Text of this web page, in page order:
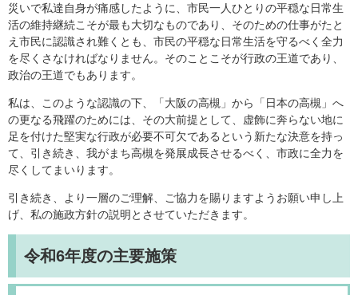
災いで私達自身が痛感したように、市民一人ひとりの平穏な日常生
活の維持継続こそが最も大切なものであり、そのための仕事がたと
え市民に認識され難くとも、市民の平穏な日常生活を守るべく全力
を尽くさなければなりません。そのことこそが行政の王道であり、
政治の王道でもあります。
私は、このような認識の下、「大阪の高槻」から「日本の高槻」へ
の更なる飛躍のためには、その大前提として、虚飾に奔らない地に
足を付けた堅実な行政が必要不可欠であるという新たな決意を持っ
て、引き続き、我がまち高槻を発展成長させるべく、市政に全力を
尽くしてまいります。
引き続き、より一層のご理解、ご協力を賜りますようお願い申し上
げ、私の施政方針の説明とさせていただきます。
令和6年度の主要施策